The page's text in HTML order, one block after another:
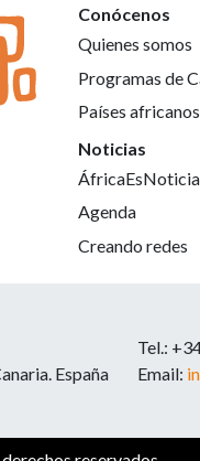
Conócenos
Quienes somos
Programas de
Países africanos
Noticias
ÁfricaEsNoticia
Agenda
Creando redes
España
Tel.:
Email: